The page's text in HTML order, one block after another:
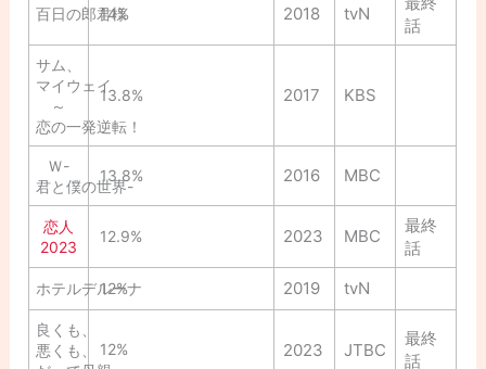
百日の郎君様
14% 2018 tvN
話
サム、
マイウェイ
～
恋の一発逆転！
13.8% 2017 KBS
Ｗ-
君と僕の世界-
13.8% 2016 MBC
恋人
2023
12.9% 2023 MBC
最終
話
ホテルデルーナ
12% 2019 tvN
良くも、
悪くも、
12% 2023 JTBC
最終
話